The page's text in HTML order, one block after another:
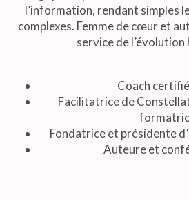
l’information, rendant simples
complexes. Femme de cœur et
service de l’évolution
Coach
Facilitatrice de
Fondatrice et présidente
Auteure et